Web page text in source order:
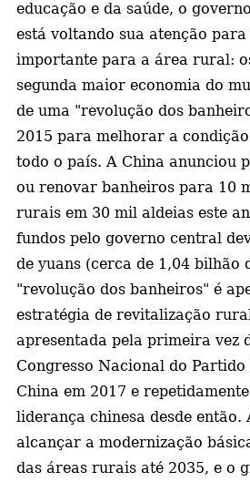
educação e da saúde, o
está voltando sua atenção
importante para a área rural:
segunda maior economia do
de uma "revolução dos
2015 para melhorar a
todo o país. A China anunciou
ou renovar banheiros para 10
rurais em 30 mil aldeias este
fundos pelo governo central
de yuans (cerca de 1,04 bilhão
"revolução dos banheiros" é
estratégia de revitalização
apresentada pela primeira vez
Congresso Nacional do Partido
China em 2017 e
liderança chinesa desde então.
alcançar a modernização
das áreas rurais até 2035, e o